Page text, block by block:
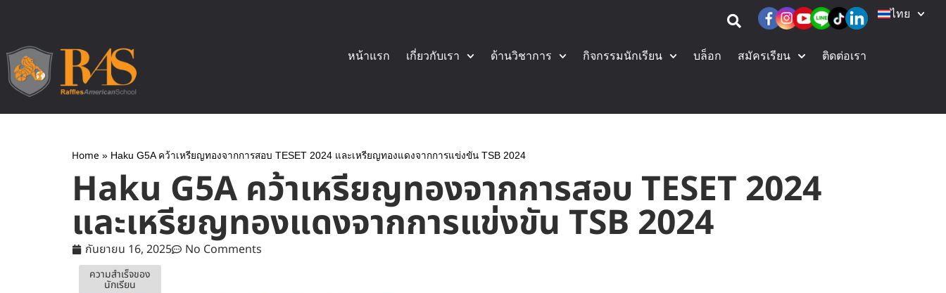
ไทย
หน้าแรก เกี่ยวกับเรา ด้านวิชาการ กิจกรรมนักเรียน บล็อก สมัครเรียน ติดต่อเรา
Home » Haku G5A คว้าเหรียญทองจากการสอบ TESET 2024 และเหรียญทองแดงจากการแข่งขัน TSB 2024
Haku G5A คว้าเหรียญทองจากการสอบ TESET 2024
และเหรียญทองแดงจากการแข่งขัน TSB 2024
กันยายน 16, 2025 No Comments
ความสำเร็จของ
นักเรียน